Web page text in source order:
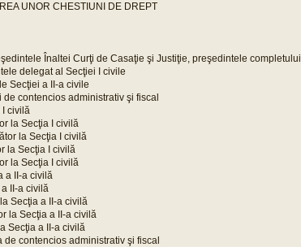
UNOR CHESTIUNI DE DREPT
Înaltei Curţi de Casaţie şi Justiţie, preşedintele completului
delegat al Secţiei I civile
Secţiei a II-a civile
contencios administrativ şi fiscal
civilă
la Secţia I civilă
la Secţia I civilă
la Secţia I civilă
la Secţia I civilă
a II-a civilă
II-a civilă
Secţia a II-a civilă
la Secţia a II-a civilă
Secţia a II-a civilă
contencios administrativ şi fiscal